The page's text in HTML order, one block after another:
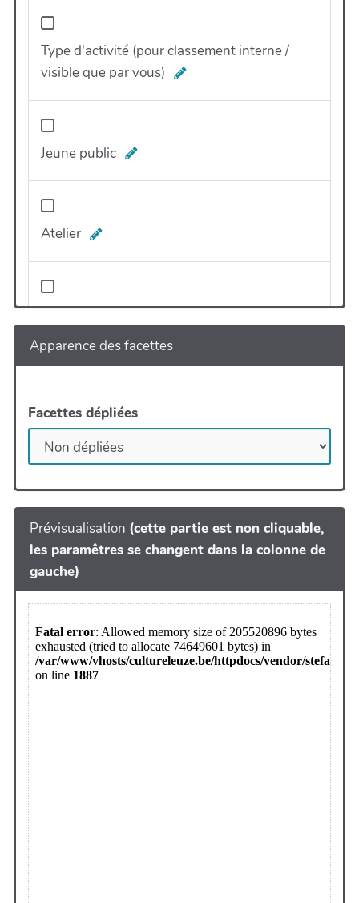
Type d'activité (pour classement interne /
visible que par vous)
Jeune public
Atelier
Réservation
Apparence des facettes
Facettes dépliées
Prévisualisation (cette partie est non cliquable,
les paramêtres se changent dans la colonne de
gauche)